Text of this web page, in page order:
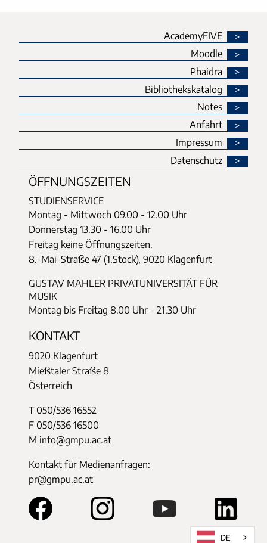
AcademyFIVE
Moodle
Phaidra
Bibliothekskatalog
Notes
Anfahrt
Impressum
Datenschutz
ÖFFNUNGSZEITEN
STUDIENSERVICE
Montag - Mittwoch 09.00 - 12.00 Uhr
Donnerstag 13.30 - 16.00 Uhr
Freitag keine Öffnungszeiten.
8.-Mai-Straße 47 (1.Stock), 9020 Klagenfurt
GUSTAV MAHLER PRIVATUNIVERSITÄT FÜR
MUSIK
Montag bis Freitag 8.00 Uhr - 21.30 Uhr
KONTAKT
9020 Klagenfurt
Mießtaler Straße 8
Österreich
T 050/536 16552
F 050/536 16500
M info@gmpu.ac.at
Kontakt für Medienanfragen:
pr@gmpu.ac.at
DE